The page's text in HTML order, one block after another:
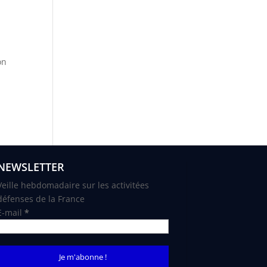
hebdomadaire sur les activitées
de la France
mail *